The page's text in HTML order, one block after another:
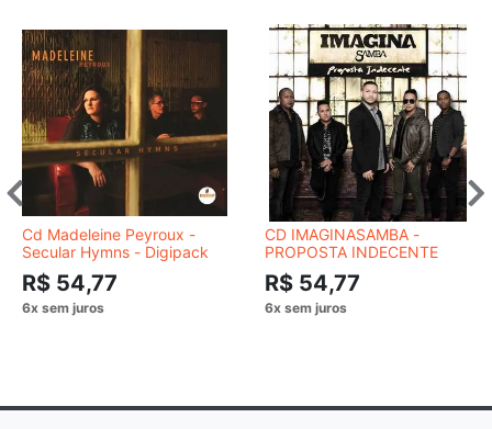
Cd Madeleine Peyroux -
Secular Hymns - Digipack
R$ 54,77
CD IMAGINASAMBA -
PROPOSTA INDECENTE
R$ 54,77